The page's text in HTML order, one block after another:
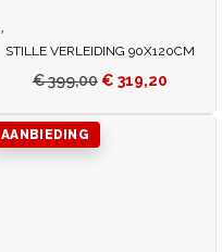
STILLE VERLEIDING 90X120CM
€399,00 € 319,20
AANBIEDING